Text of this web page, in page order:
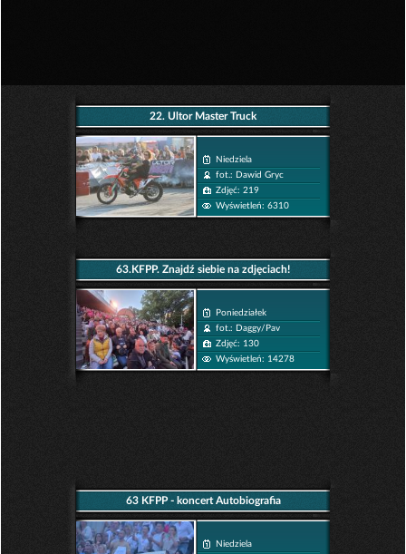
22. Ultor Master Truck
Niedziela
fot.: Dawid Gryc
Zdjęć: 219
Wyświetleń: 6310
63.KFPP. Znajdź siebie na zdjęciach!
Poniedziałek
fot.: Daggy/Pav
Zdjęć: 130
Wyświetleń: 14278
63 KFPP - koncert Autobiografia
Niedziela